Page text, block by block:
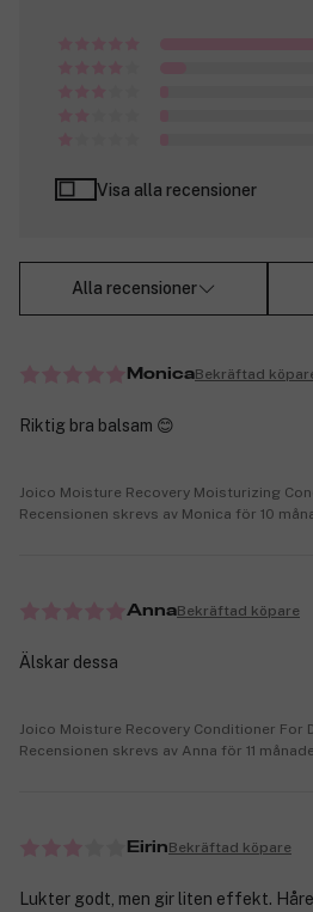
Visa alla recensioner
Alla recensioner
MonicaBekräftad
Riktig bra balsam 😊
Joico Moisture Recovery Moisturizing
Recensionen skrevs av Monica för 10
AnnaBekräftad köpare
Älskar dessa
Joico Moisture Recovery Conditioner For
Recensionen skrevs av Anna för 11
EirinBekräftad köpare
Lukter godt, men gir liten effekt.